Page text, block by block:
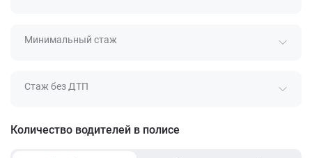
Минимальный стаж
Стаж без ДТП
Количество водителей в полисе